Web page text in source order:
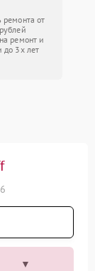
ремонта от
ремонт и
до 3х лет